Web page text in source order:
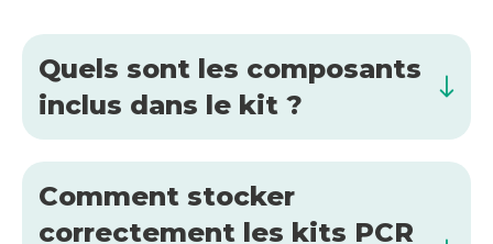
Quels sont les composants
inclus dans le kit ?
Comment stocker
correctement les kits PCR